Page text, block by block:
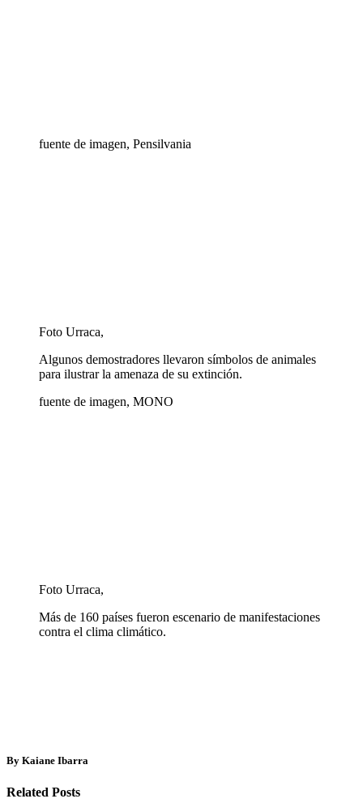
fuente de imagen, Pensilvania
Foto Urraca,
Algunos demostradores llevaron símbolos de animales
para ilustrar la amenaza de su extinción.
fuente de imagen, MONO
Foto Urraca,
Más de 160 países fueron escenario de manifestaciones
contra el clima climático.
By Kaiane Ibarra
Related Posts